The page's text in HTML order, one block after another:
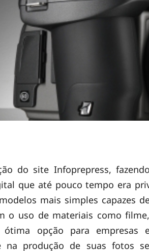
do site Infoprepress,
que até pouco tempo era
mais simples capazes
o uso de materiais como
opção para empresas
na produção de suas fotos